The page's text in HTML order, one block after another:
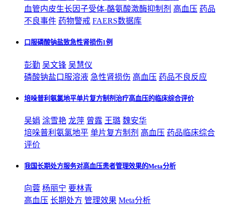
血管内皮生长因子受体-酪氨酸激酶抑制剂 高血压 药品
不良事件 药物警戒 FAERS数据库
口服磷酸钠盐致急性肾损伤1例
彭勤 吴文锋 吴慧仪
磷酸钠盐口服溶液 急性肾损伤 高血压 药品不良反应
培哚普利氨氯地平单片复方制剂治疗高血压的临床综合评价
吴娟 涂雪艳 龙萍 曾露 王璐 魏安华
培哚普利氨氯地平 单片复方制剂 高血压 药品临床综合
评价
我国长期处方服务对高血压患者管理效果的Meta分析
向蓉 杨丽宁 要林青
高血压 长期处方 管理效果 Meta分析